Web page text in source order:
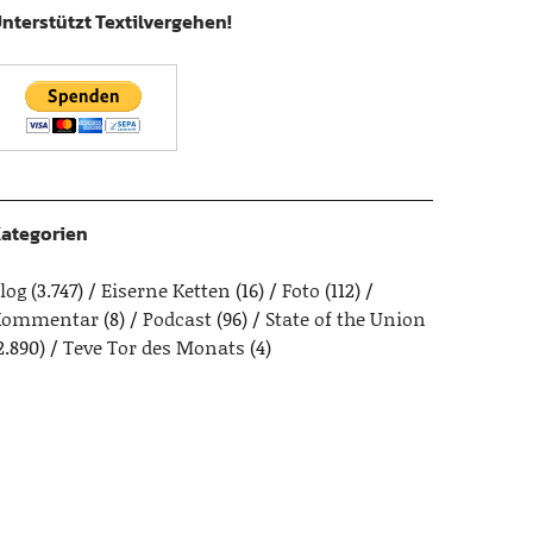
Textilvergehen!
(3.747) Eiserne Ketten (16) Foto (112)
(8) Podcast(96)
State of the Union
Teve Tor des Monats (4)